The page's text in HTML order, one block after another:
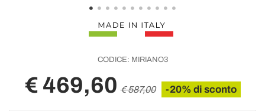
CODICE: MIRIANO3
€ 469,60 € 587,00 -20% di sconto